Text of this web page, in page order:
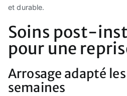
et durable.
Soins post-
pour une
Arrosage adapté
semaines